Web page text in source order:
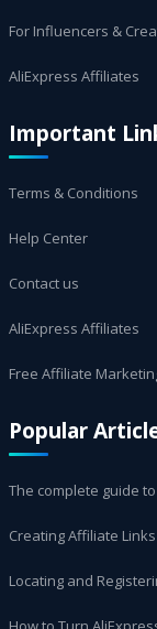
For Influencers &
AliExpress Affiliates
Important
Terms & Conditions
Help Center
Contact us
AliExpress Affiliates
Free Affiliate
Popular
The complete guide
Creating Affiliate
Locating and